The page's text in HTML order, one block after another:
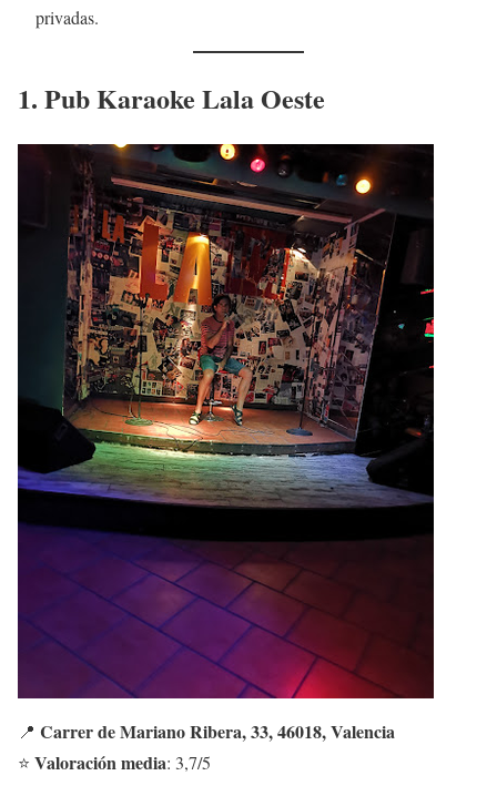
privadas.
1. Pub Karaoke Lala Oeste
📍 Carrer de Mariano Ribera, 33, 46018, Valencia
⭐ Valoración media: 3,7/5